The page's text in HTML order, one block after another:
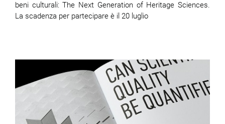
beni culturali: The Next Generation of Heritage Sciences.
La scadenza per partecipare è il 20 luglio